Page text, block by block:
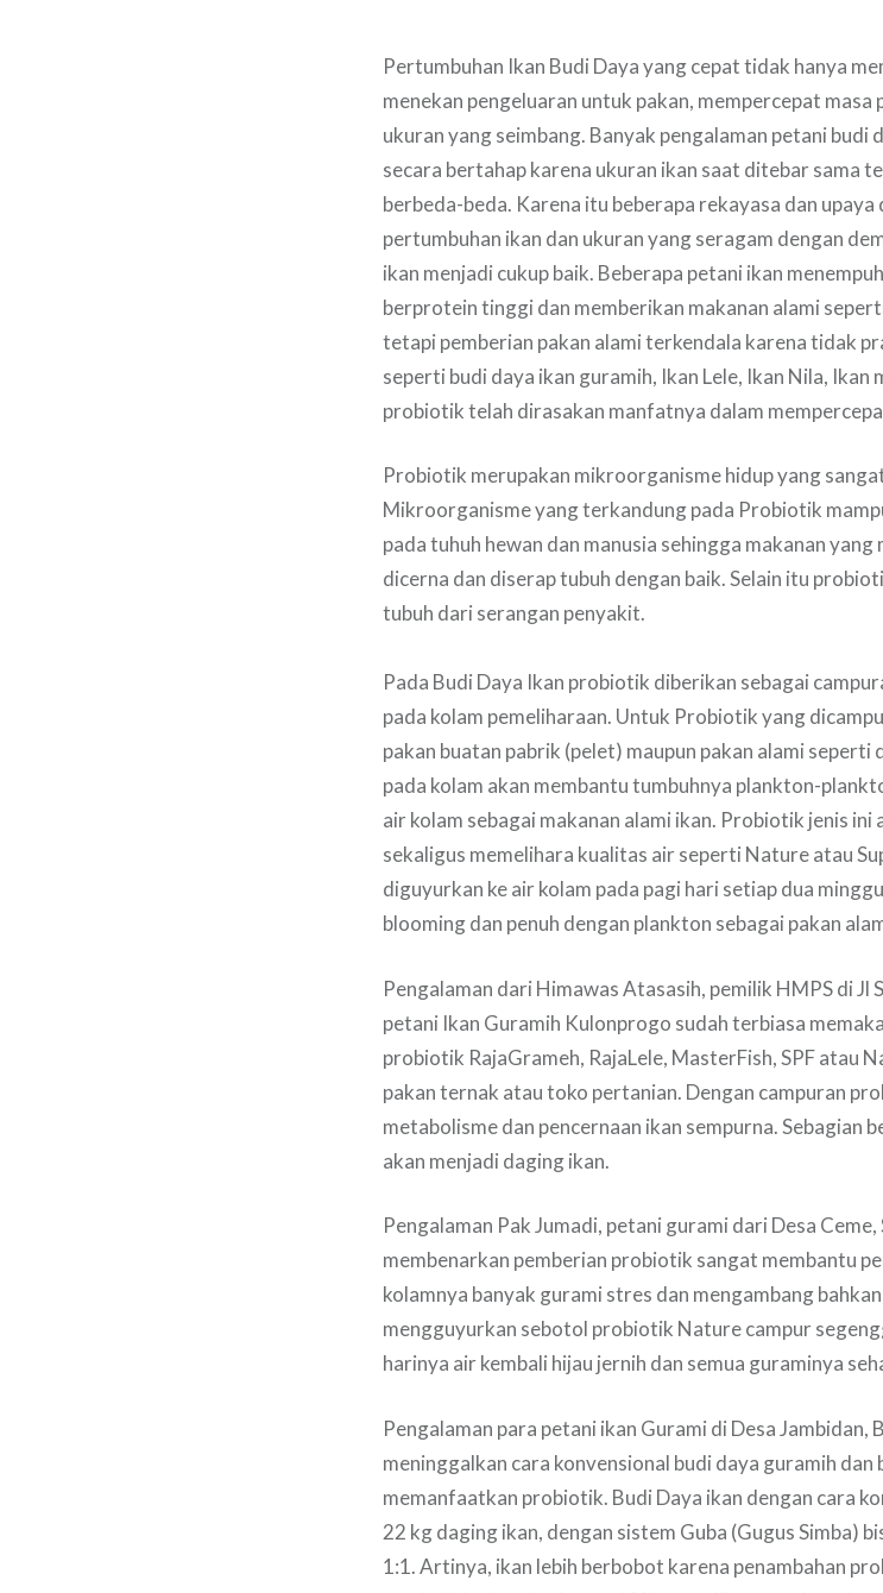
Pertumbuhan Ikan Budi Daya yang cepat tidak hanya
menekan pengeluaran untuk pakan, mempercepat masa
ukuran yang seimbang. Banyak pengalaman petani budi
secara bertahap karena ukuran ikan saat ditebar sama
berbeda-beda. Karena itu beberapa rekayasa dan
pertumbuhan ikan dan ukuran yang seragam dengan
ikan menjadi cukup baik. Beberapa petani ikan
berprotein tinggi dan memberikan makanan alami
tetapi pemberian pakan alami terkendala karena tidak
seperti budi daya ikan guramih, Ikan Lele, Ikan Nila, Ikan
probiotik telah dirasakan manfatnya dalam
Probiotik merupakan mikroorganisme hidup yang
Mikroorganisme yang terkandung pada Probiotik
pada tuhuh hewan dan manusia sehingga makanan
dicerna dan diserap tubuh dengan baik. Selain itu
tubuh dari serangan penyakit.
Pada Budi Daya Ikan probiotik diberikan sebagai
pada kolam pemeliharaan. Untuk Probiotik yang
pakan buatan pabrik (pelet) maupun pakan alami
pada kolam akan membantu tumbuhnya plankton-
air kolam sebagai makanan alami ikan. Probiotik jenis
sekaligus memelihara kualitas air seperti Nature atau
diguyurkan ke air kolam pada pagi hari setiap dua
blooming dan penuh dengan plankton sebagai pakan
Pengalaman dari Himawas Atasasih, pemilik HMPS di
petani Ikan Guramih Kulonprogo sudah terbiasa
probiotik RajaGrameh, RajaLele, MasterFish, SPF atau
pakan ternak atau toko pertanian. Dengan campuran
metabolisme dan pencernaan ikan sempurna. Sebagian
akan menjadi daging ikan.
Pengalaman Pak Jumadi, petani gurami dari Desa
membenarkan pemberian probiotik sangat membantu
kolamnya banyak gurami stres dan mengambang
mengguyurkan sebotol probiotik Nature campur
harinya air kembali hijau jernih dan semua guraminya
Pengalaman para petani ikan Gurami di Desa
meninggalkan cara konvensional budi daya guramih dan
memanfaatkan probiotik. Budi Daya ikan dengan cara
22 kg daging ikan, dengan sistem Guba (Gugus Simba)
1:1. Artinya, ikan lebih berbobot karena penambahan